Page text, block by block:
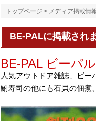
トップページ > メディア掲載情
BE-PALに掲載され
BE-PAL ビーパ
人気アウトドア雑誌、ビ
鮒寿司の他にも石貝の佃煮